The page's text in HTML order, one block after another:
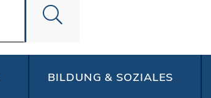
BILDUNG & SOZIALES